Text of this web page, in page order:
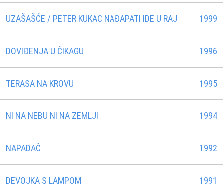
UZAŠAŠĆE / PETER KUKAC NAÐAPATI IDE U RAJ 1999
DOVIĐENJA U ČIKAGU 1996
TERASA NA KROVU 1995
NI NA NEBU NI NA ZEMLJI 1994
NAPADAČ 1992
DEVOJKA S LAMPOM 1991